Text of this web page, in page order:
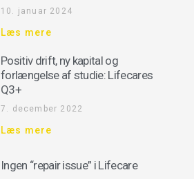
10. januar 2024
Læs mere
Positiv drift, ny kapital og
forlængelse af studie: Lifecares
Q3+
7. december 2022
Læs mere
Ingen “repair issue” i Lifecare